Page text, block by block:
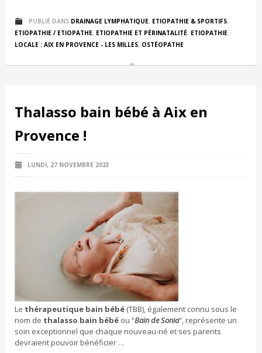
PUBLIÉ DANS DRAINAGE LYMPHATIQUE, ETIOPATHIE & SPORTIFS,
ETIOPATHIE / ETIOPATHE, ETIOPATHIE ET PÉRINATALITÉ, ETIOPATHIE
LOCALE : AIX EN PROVENCE - LES MILLES, OSTÉOPATHE
Thalasso bain bébé à Aix en
Provence !
LUNDI, 27 NOVEMBRE 2023
Le thérapeutique bain bébé (TBB), également connu sous le
nom de thalasso bain bébé ou “Bain de Sonia“, représente un
soin exceptionnel que chaque nouveau-né et ses parents
devraient pouvoir bénéficier …